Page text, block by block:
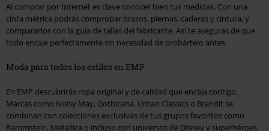
Al comprar por Internet es clave conocer bien tus medidas. Con una
cinta métrica podrás comprobar brazos, piernas, caderas y cintura, y
compararlos con la guía de tallas del fabricante. Así te aseguras de que
todo encaje perfectamente sin necesidad de probártelo antes.
Moda para todos los estilos en EMP
En EMP descubrirás ropa original y de calidad que encaja contigo.
Marcas como Noisy May, Gothicana, Urban Classics o Brandit se
combinan con colecciones exclusivas de tus grupos favoritos como
Rammstein, Metallica o incluso con universos de Disney y superhéroes.